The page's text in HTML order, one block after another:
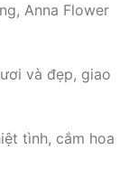
Anna Flower
và đẹp, giao
tình, cắm hoa